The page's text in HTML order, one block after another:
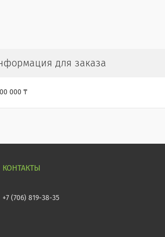
для заказа
000 ₸
+7 (706) 819-38-35